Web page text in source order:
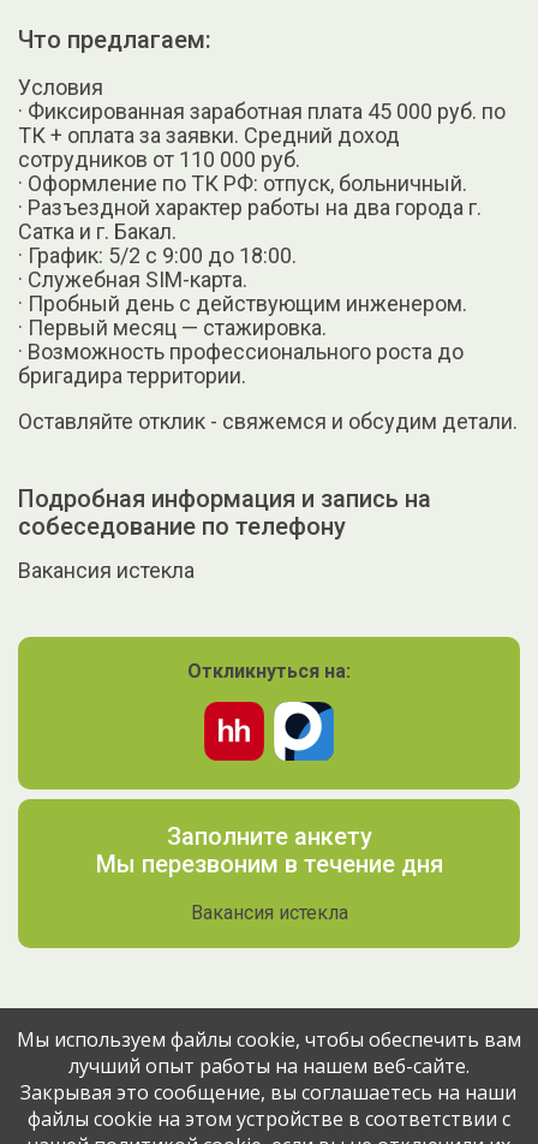
Что предлагаем:
Уcловия
· Фиксированная заработная плата 45 000 руб. по
ТК + оплата за заявки. Средний доход
сотрудников от 110 000 руб.
· Оформление по ТК РФ: отпуск, больничный.
· Разъездной характер работы на два города г.
Сатка и г. Бакал.
· График: 5/2 с 9:00 до 18:00.
· Служебная SIМ-карта.
· Пробный день с действующим инженером.
· Первый месяц — стажировка.
· Возможность профессионального роста до
бригадира территории.
Оставляйте отклик - свяжемся и обсудим детали.
Подробная информация и запись на
собеседование по телефону
Вакансия истекла
Откликнуться на:
Заполните анкету
Мы перезвоним в течение дня
Вакансия истекла
Поделитесь вакансией с друзьями
Эта вакансия размещена2 месяца назадчерез сервис
Мы используем файлы cookie, чтобы обеспечить вам
лучший опыт работы на нашем веб-сайте.
Закрывая это сообщение, вы соглашаетесь на наши
файлы cookie на этом устройстве в соответствии с